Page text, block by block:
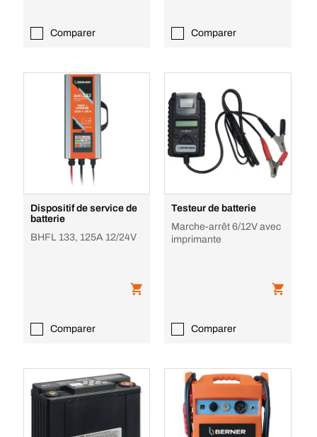
Comparer Comparer
Dispositif de service de
batterie
BHFL 133, 125A 12/24V
Comparer
Testeur de batterie
Marche-arrêt 6/12V avec
imprimante
Comparer